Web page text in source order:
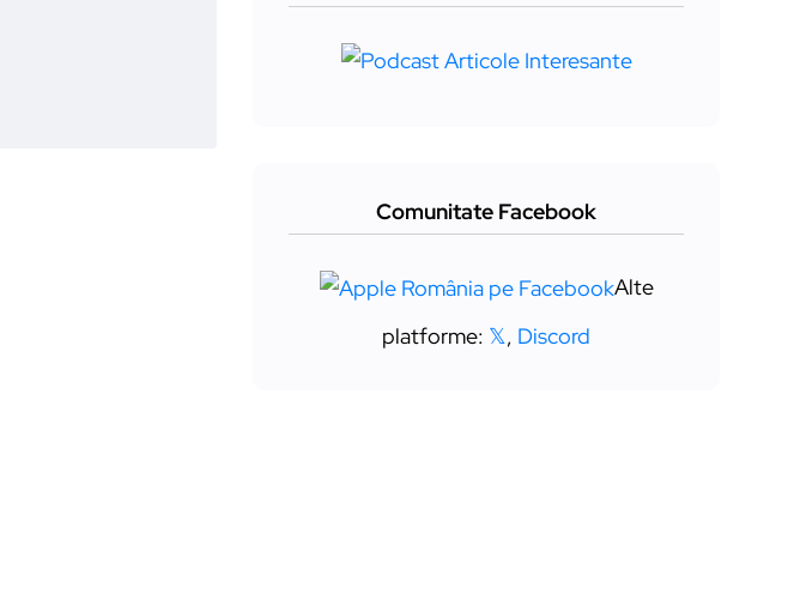
Comunitate Facebook
Alte
platforme: 𝕏, Discord